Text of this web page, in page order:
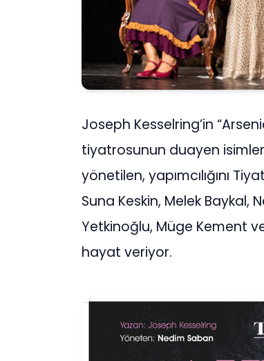
Joseph Kesselring’in
tiyatrosunun duayen
yönetilen, yapımcılığını
Suna Keskin, Melek Baykal,
Yetkinoğlu, Müge Kement
hayat veriyor.